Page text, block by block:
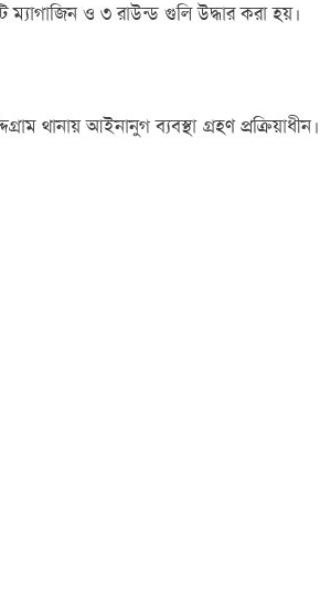
ম্যাগাজিন ও ৩ রাউন্ড গুলি উদ্ধার করা হয়।
থানায় আইনানুগ ব্যবস্থা গ্রহণ প্রক্রিয়াধীন।